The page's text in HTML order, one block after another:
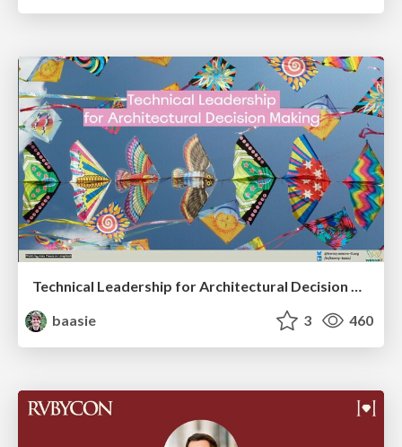
Technical Leadership for Architectural Decision Making
baasie
3 460